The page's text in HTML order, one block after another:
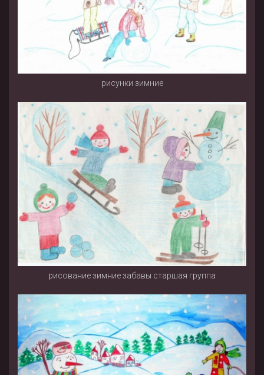
рисунки зимние
рисование зимние забавы старшая группа